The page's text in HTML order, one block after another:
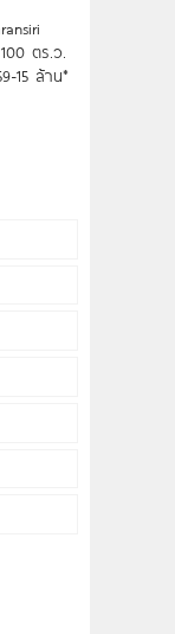
ตร.ว.
15 ล้าน*